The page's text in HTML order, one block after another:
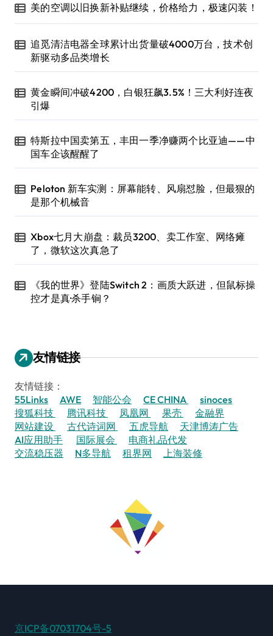
美的空调以旧换新补贴继续，价格给力，极速闪装！
追觅清洁电器全球累计出货量破4000万台，技术创
新驱动多品类增长
黄金瞬间冲破4200，白银狂飙3.5%！三大利好连夜
引爆
特斯拉中国卖第五，丰田一季净赚两个比亚迪——中
国车企该醒醒了
Peloton 新车实测：屏幕能转、风扇怼脸，但最狠的
是那个机械音
Xbox七月大崩盘：裁员3200、卖工作室、网络瘫
了，微软这次真急了
《我的世界》登陆Switch 2：画质大跃进，但鼠标操
控才是真·杀手锏？
友情链接
友情链接：
55Links
AWE 智能公会 CE CHINA
sinoces
搜狐科技
腾讯科技 凤凰网 果壳
金融界
网站建设
古代诗词网 五虎导航
天津博涛广告
AI应用助手
国际展会
电商礼品代发
交流稳压器
N多导航 租界网 上海装修
京ICP备07031704号-5